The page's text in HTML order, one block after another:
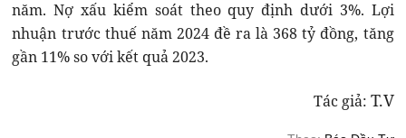
năm. Nợ xấu kiểm soát theo quy định dưới 3%. Lợi
nhuận trước thuế năm 2024 đề ra là 368 tỷ đồng, tăng
gần 11% so với kết quả 2023.
Tác giả: T.V